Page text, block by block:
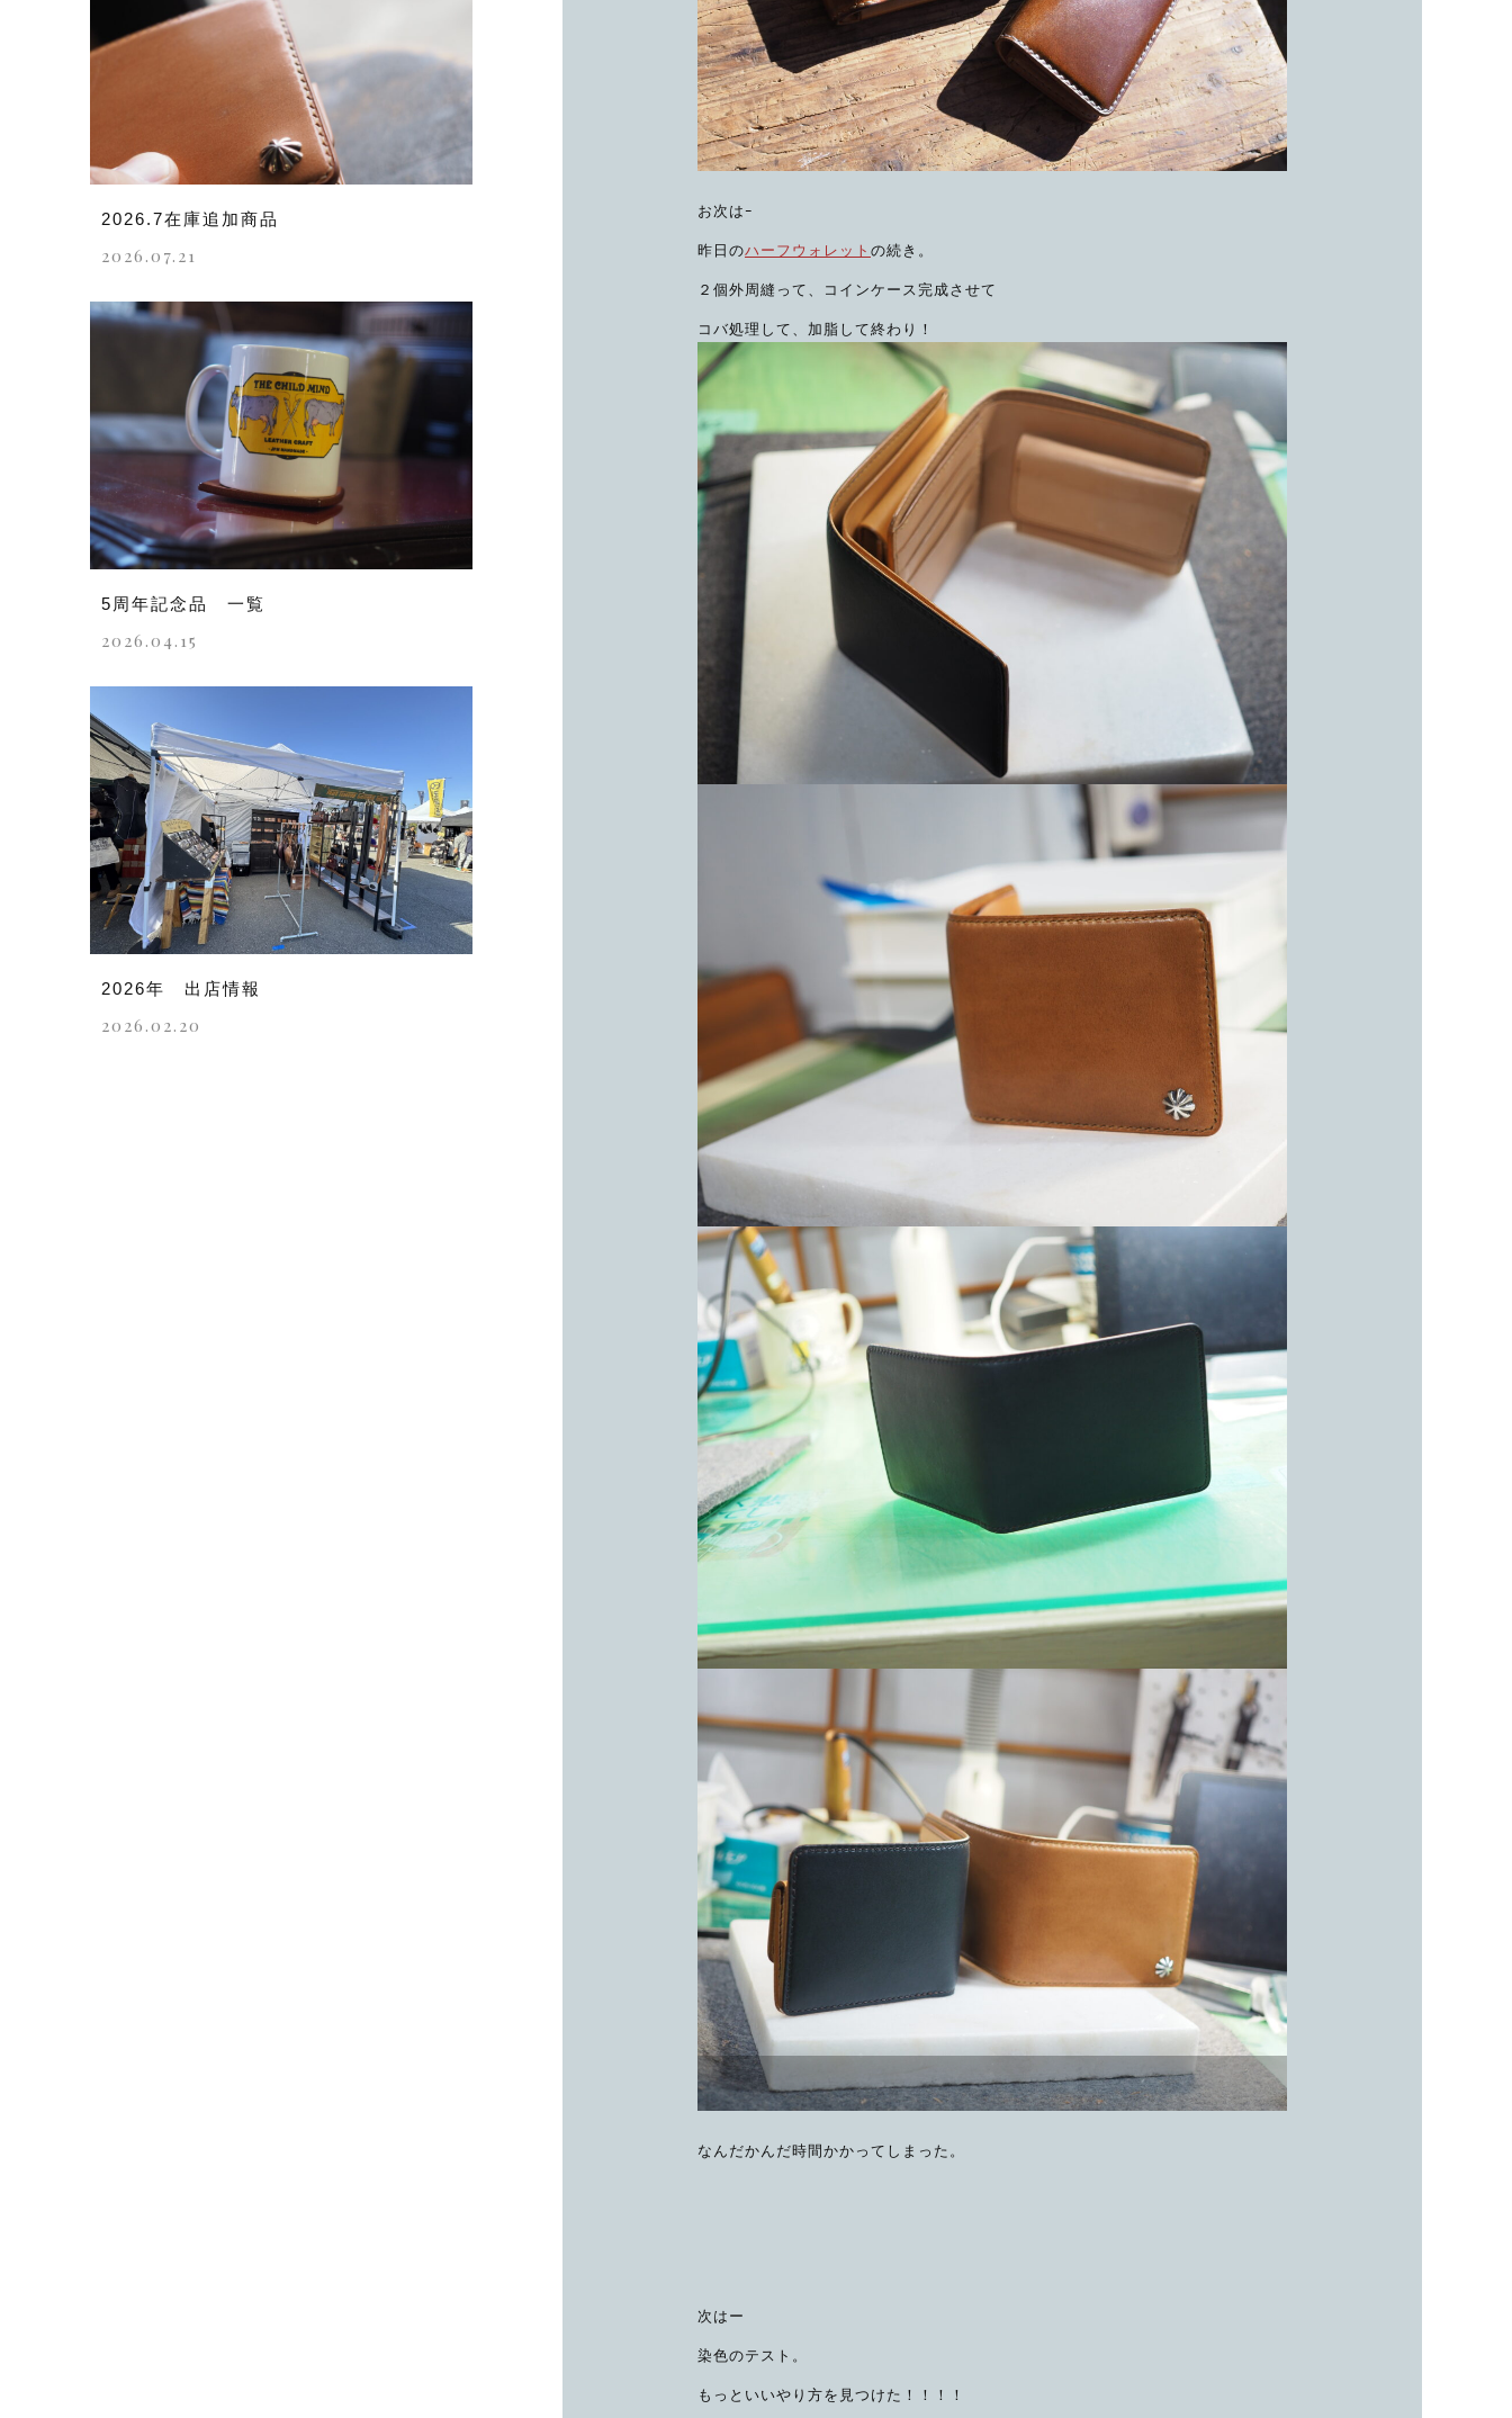
お次はｰ
昨日のハーフウォレット の続き。
２個外周縫って、コインケース完成させて
コバ処理して、加脂して終わり！
なんだかんだ時間かかってしまった。
次はー
染色のテスト。
もっといいやり方を見つけた！！！！
2026.7在庫追加商品
2026.07.21
5周年記念品 一覧
2026.04.15
2026年 出店情報
2026.02.20